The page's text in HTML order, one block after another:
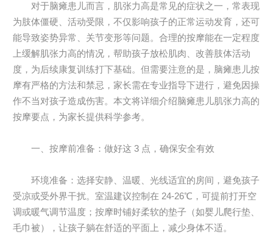
对于脑瘫患儿而言，肌张力高是常见的症状之一，常表现
为肢体僵硬、活动受限，不仅影响孩子的正常运动发育，还可
能导致姿势异常、关节变形等问题。合理的按摩能在一定程度
上缓解肌张力高的情况，帮助孩子放松肌肉、改善肢体活动
度，为后续康复训练打下基础。但需要注意的是，脑瘫患儿按
摩有严格的方法和禁忌，家长需在专业指导下进行，避免因操
作不当对孩子造成伤害。本文将详细介绍脑瘫患儿肌张力高的
按摩要点，为家长提供科学参考。
一、按摩前准备：做好这 3 点，确保安全有效
环境准备：选择安静、温暖、光线适宜的房间，避免孩子
受凉或受外界干扰。室温建议控制在 24-26℃，可提前打开空
调或暖气调节温度；按摩时铺好柔软的垫子（如婴儿爬行垫、
毛巾被），让孩子躺在舒适的平面上，减少身体不适。